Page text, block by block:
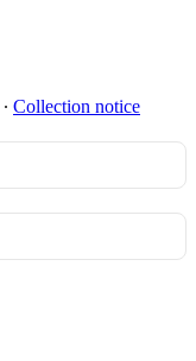
∙ Collection notice